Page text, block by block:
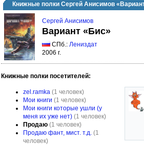
Книжные полки Сергей Анисимов
Сергей Анисимов
Вариант «Бис»
СПб.: Лениздат
2006 г.
Книжные полки посетителей:
zel.ramka (1 человек)
Мои книги (1 человек)
Мои книги которые ушли (у
меня их уже нет) (1 человек)
Продаю (1 человек)
Продаю фант, мист. т.д. (1
человек)